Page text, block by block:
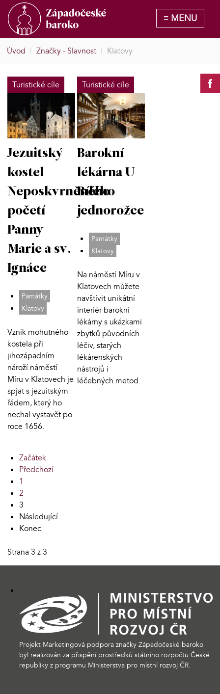
Úvod | Značky - Slavnost | Klatovy
Turistické cíle
Jezuitský
kostel
Neposkvrněného
početí
Panny
Marie a sv.
Ignáce
Památky
Klatovy
Vznik mohutného
kostela při
jihozápadním
nároží náměstí
Míru v Klatovech je
spjat s jezuitským
řádem, který ho
nechal vystavět po
roce 1656.
Turistické cíle
Barokní
lékárna U
Bílého
jednorožce
Památky
Klatovy
Na náměstí Míru v
Klatovech můžete
navštívit unikátní
interiér barokní
lékárny s ukázkami
zbytků původních
léčiv, starých
lékárenských
nástrojů i
léčebných metod.
Začátek
Předchozí
1
2
3
Následující
Konec
Strana 3 z 3
Projekt Marketingová podpora značky Západočeské baroko
byl realizován za přispění prostředků státního rozpočtu České
republiky z programu Ministerstva pro místní rozvoj ČR.